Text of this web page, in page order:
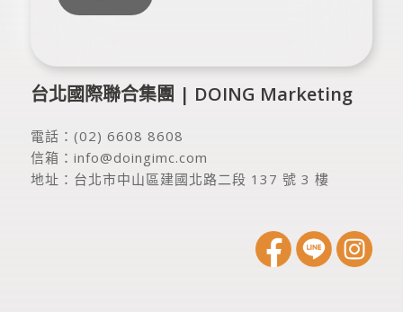
台北國際聯合集團 | DOING Marketing
電話： (02) 6608 8608
信箱： info@doingimc.com
地址： 台北市中山區建國北路二段 137 號 3 樓